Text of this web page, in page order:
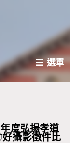
選單
度弘揚孝道
攝影徵件比